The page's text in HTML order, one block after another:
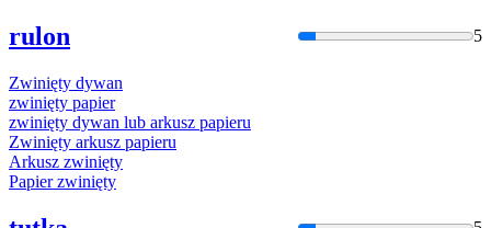
rulon 5
Zwinięty dywan
zwinięty papier
zwinięty dywan lub arkusz papieru
Zwinięty arkusz papieru
Arkusz zwinięty
Papierzwinięty